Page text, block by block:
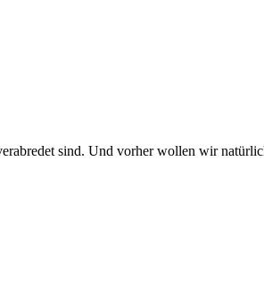
sind. Und vorher wollen wir